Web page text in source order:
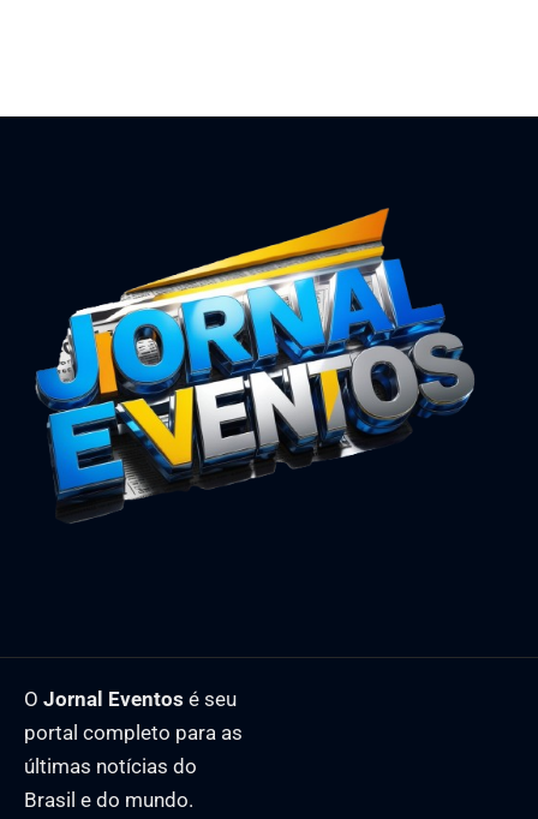
O Jornal Eventos é seu
portal completo para as
últimas notícias do
Brasil e do mundo.